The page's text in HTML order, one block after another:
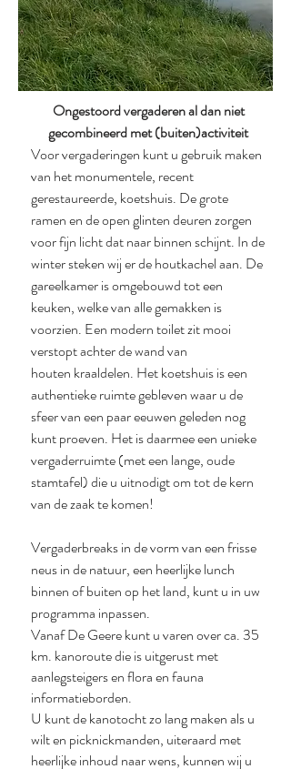
Ongestoord vergaderen al dan niet
gecombineerd met (buiten)activiteit
Voor vergaderingen kunt u gebruik maken
van het monumentele, recent
gerestaureerde, koetshuis. De grote
ramen en de open glinten deuren zorgen
voor fijn licht dat naar binnen schijnt. In de
winter steken wij er de houtkachel aan. De
gareelkamer is omgebouwd tot een
keuken, welke van alle gemakken is
voorzien. Een modern toilet zit mooi
verstopt achter de wand van
houten kraaldelen. Het koetshuis is een
authentieke ruimte gebleven waar u de
sfeer van een paar eeuwen geleden nog
kunt proeven. Het is daarmee een unieke
vergaderruimte (met een lange, oude
stamtafel) die u uitnodigt om tot de kern
van de zaak te komen!
Vergaderbreaks in de vorm van een frisse
neus in de natuur, een heerlijke lunch
binnen of buiten op het land, kunt u in uw
programma inpassen.
Vanaf De Geere kunt u varen over ca. 35
km. kanoroute die is uitgerust met
aanlegsteigers en flora en fauna
informatieborden.
U kunt de kanotocht zo lang maken als u
wilt en picknickmanden, uiteraard met
heerlijke inhoud naar wens, kunnen wij u